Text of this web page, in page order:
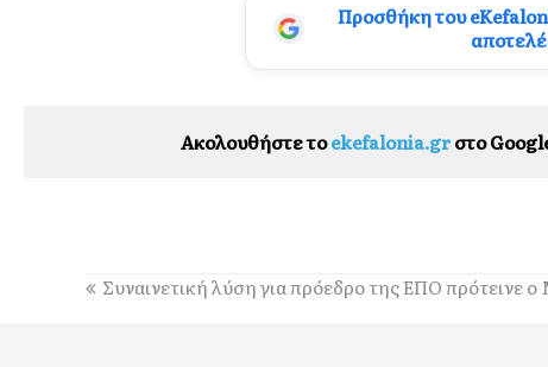
Προσθήκη του
Ακολουθήστε τοekefalonia.grστο
Συναινετική λύση για πρόεδρο της ΕΠΟ πρότεινε